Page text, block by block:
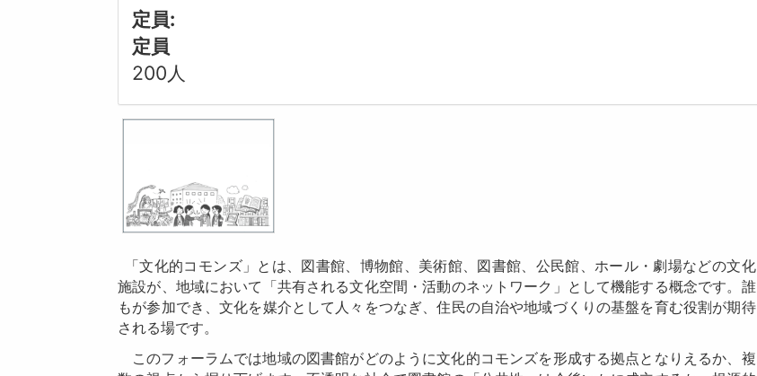
定員:
定員
200人
「文化的コモンズ」とは、図書館、博物館、美術館、図書館、公民館、ホール・劇場などの文化
施設が、地域において「共有される文化空間・活動のネットワーク」として機能する概念です。誰
もが参加でき、文化を媒介として人々をつなぎ、住民の自治や地域づくりの基盤を育む役割が期待
される場です。
このフォーラムでは地域の図書館がどのように文化的コモンズを形成する拠点となりえるか、複